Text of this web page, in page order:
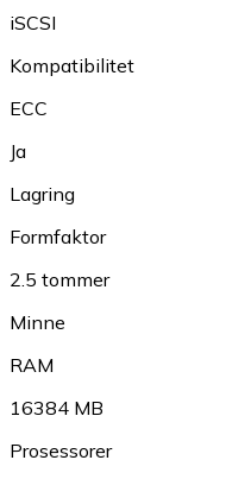
iSCSI
Kompatibilitet
ECC
Ja
Lagring
Formfaktor
2.5 tommer
Minne
RAM
16384 MB
Prosessorer